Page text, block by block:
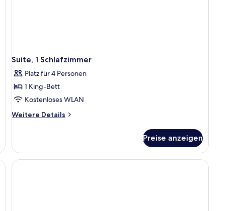
Suite, 1 Schlafzimmer
Platz für 4 Personen
1 King-Bett
Kostenloses WLAN
Weitere Details
Weitere
1
Schlafzimmer
Preise anzeigen